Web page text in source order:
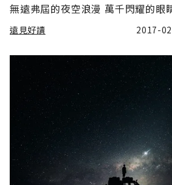
無遠弗屆的夜空浪漫 萬千閃耀的眼
遠見好讀 2017-